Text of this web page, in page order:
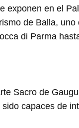
exponen en el
de Balla, uno
di Parma
Sacro de
capaces de